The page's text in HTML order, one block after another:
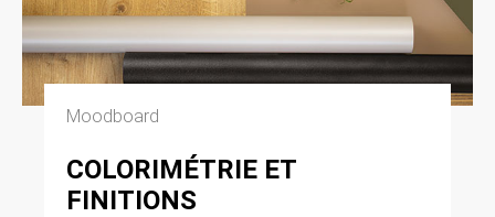
Moodboard
COLORIMÉTRIE ET
FINITIONS